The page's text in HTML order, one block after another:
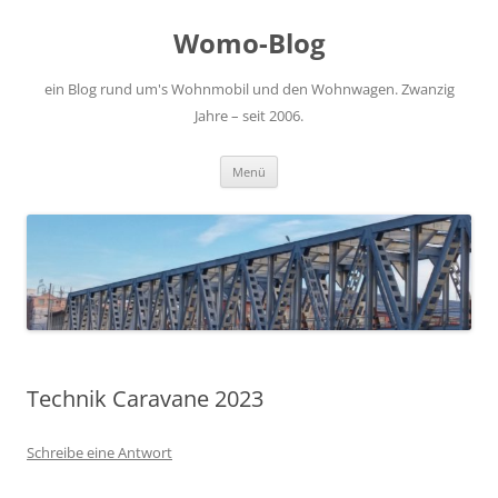
Womo-Blog
ein Blog rund um's Wohnmobil und den Wohnwagen. Zwanzig
Jahre – seit 2006.
Menü
Technik Caravane 2023
Schreibe eine Antwort